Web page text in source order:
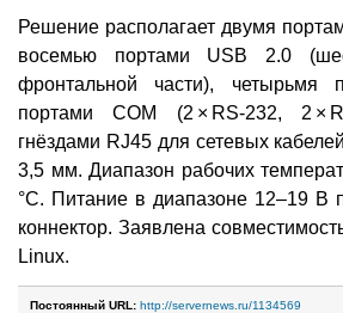
Решение располагает двумя
восемью портами USB 2.0
фронтальной части), четырьмя
портами COM (2 × RS-232, 2 ×
гнёздами RJ45 для сетевых
3,5 мм. Диапазон рабочих
°C. Питание в диапазоне 12–19 В
коннектор. Заявлена
Linux.
Постоянный URL: http://servernews.ru/1134569